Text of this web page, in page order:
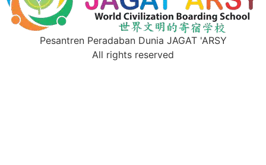
Pesantren Peradaban Dunia JAGAT 'ARSY
All rights reserved